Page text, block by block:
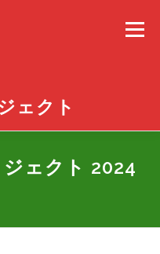
ェクト
メニュー
ェクト 2024